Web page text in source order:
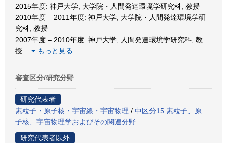
2015年度: 神戸大学, 大学院・人間発達環境学研究科, 教授
2010年度 – 2011年度: 神戸大学, 大学院・人間発達環境学研
究科, 教授
2007年度 – 2010年度: 神戸大学, 人間発達環境学研究科, 教
授
もっと見る
審査区分/研究分野
研究代表者
素粒子・原子核・宇宙線・宇宙物理 / 中区分15:素粒子、原
子核、宇宙物理学およびその関連分野
研究代表者以外